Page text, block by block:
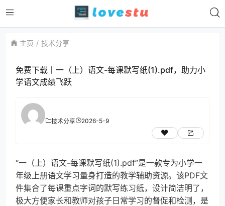
主页 技术分享
免费下载丨一（上）语文-每课默写纸(1).pdf，助力小
学语文成绩飞跃
技术分享 2026-5-9
“一（上）语文-每课默写纸(1).pdf”是一款专为小学一
年级上册语文学习量身打造的教学辅助资源。该PDF文
件集合了每课重点字词的默写练习纸，设计简洁明了，
极大方便家长和教师对孩子日常学习的督促和检测，是